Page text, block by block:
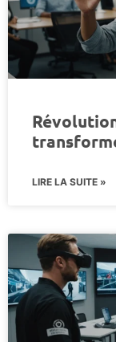
LIRE LA SUITE »